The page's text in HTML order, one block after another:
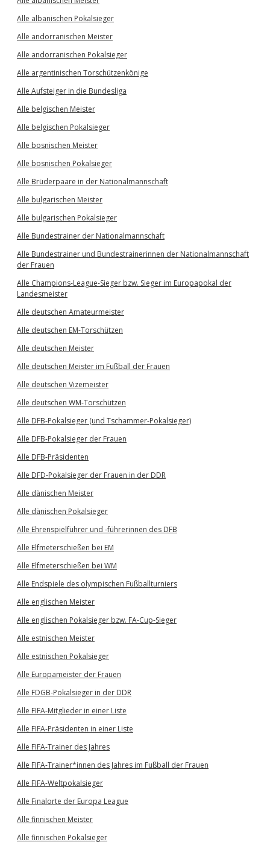
Alle albanischen Pokalsieger
Alle andorranischen Meister
Alle andorranischen Pokalsieger
Alle argentinischen Torschützenkönige
Alle Aufsteiger in die Bundesliga
Alle belgischen Meister
Alle belgischen Pokalsieger
Alle bosnischen Meister
Alle bosnischen Pokalsieger
Alle Brüderpaare in der Nationalmannschaft
Alle bulgarischen Meister
Alle bulgarischen Pokalsieger
Alle Bundestrainer der Nationalmannschaft
Alle Bundestrainer und Bundestrainerinnen der Nationalmannschaft
der Frauen
Alle Champions-League-Sieger bzw. Sieger im Europapokal der
Landesmeister
Alle deutschen Amateurmeister
Alle deutschen EM-Torschützen
Alle deutschen Meister
Alle deutschen Meister im Fußball der Frauen
Alle deutschen Vizemeister
Alle deutschen WM-Torschützen
Alle DFB-Pokalsieger (und Tschammer-Pokalsieger)
Alle DFB-Pokalsieger der Frauen
Alle DFB-Präsidenten
Alle DFD-Pokalsieger der Frauen in der DDR
Alle dänischen Meister
Alle dänischen Pokalsieger
Alle Ehrenspielführer und -führerinnen des DFB
Alle Elfmeterschießen bei EM
Alle Elfmeterschießen bei WM
Alle Endspiele des olympischen Fußballturniers
Alle englischen Meister
Alle englischen Pokalsieger bzw. FA-Cup-Sieger
Alle estnischen Meister
Alle estnischen Pokalsieger
Alle Europameister der Frauen
Alle FDGB-Pokalsieger in der DDR
Alle FIFA-Mitglieder in einer Liste
Alle FIFA-Präsidenten in einer Liste
Alle FIFA-Trainer des Jahres
Alle FIFA-Trainer*innen des Jahres im Fußball der Frauen
Alle FIFA-Weltpokalsieger
Alle Finalorte der Europa League
Alle finnischen Meister
Alle finnischen Pokalsieger